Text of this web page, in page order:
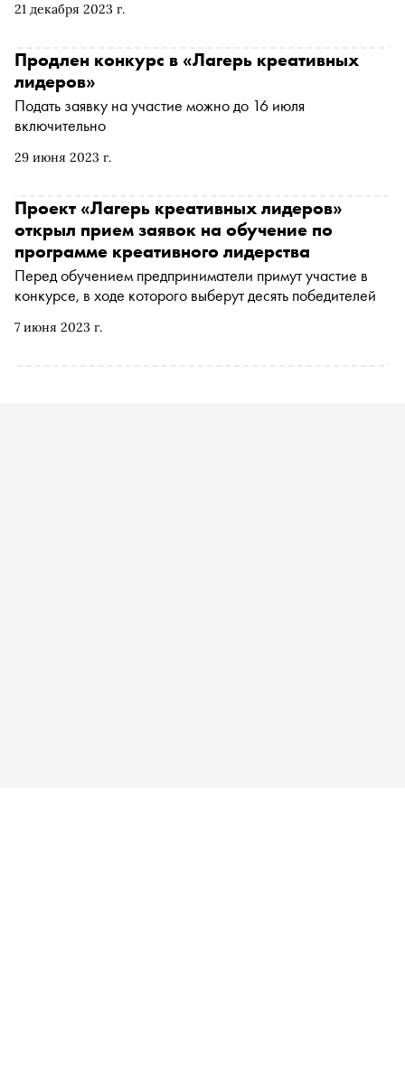
21 декабря 2023 г.
печатный тираж «Слово пацана, Криминальный
«Букмейт»(Закрытая компания с ограниченной
ответственностью «Букмейт Лимитед» (Ирландия)
признано иностранным агентом
книгу читают почти
100 тысяч человек. Социальный антрополог из НИУ
ВШЭ Даниил Ведениктов специально для «Сноба»
сравнил многосерийный фильм Крыжовникова и
29 июня 2023 г.
Продлен конкурс в «Лагерь креативных
лидеров»
Подать заявку на участие можно до 16 июля
включительно
7 июня 2023 г.
Проект «Лагерь креативных лидеров»
открыл прием заявок на обучение по
программе креативного лидерства
Перед обучением предприниматели примут участие в
конкурсе, в ходе которого выберут десять победителей